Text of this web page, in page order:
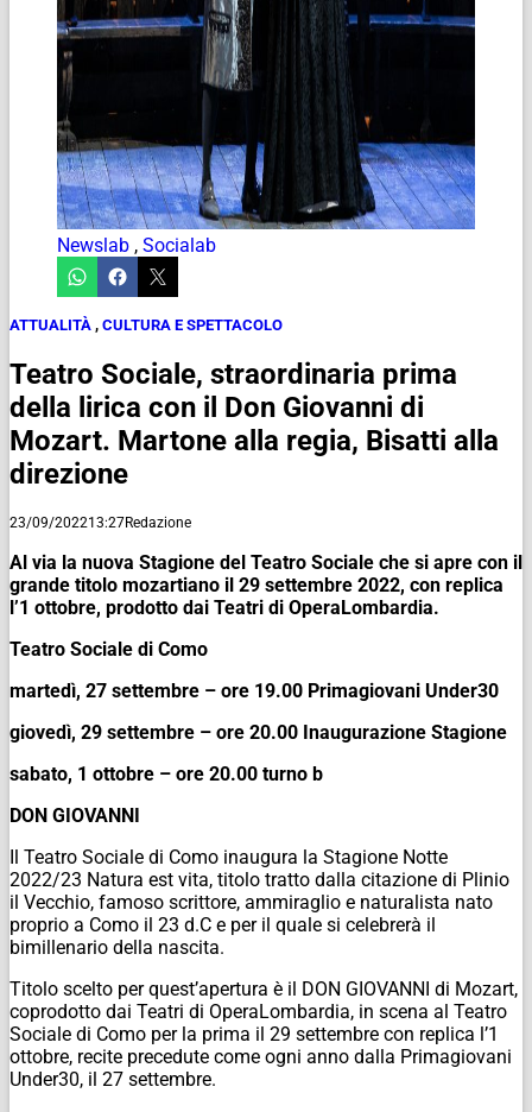
Newslab , Socialab
ATTUALITÀ , CULTURA E SPETTACOLO
Teatro Sociale, straordinaria prima
della lirica con il Don Giovanni di
Mozart. Martone alla regia, Bisatti alla
direzione
23/09/202213:27Redazione
Al via la nuova Stagione del Teatro Sociale che si apre con il
grande titolo mozartiano il 29 settembre 2022, con replica
l’1 ottobre, prodotto dai Teatri di OperaLombardia.
Teatro Sociale di Como
martedì, 27 settembre – ore 19.00 Primagiovani Under30
giovedì, 29 settembre – ore 20.00 Inaugurazione Stagione
sabato, 1 ottobre – ore 20.00 turno b
DON GIOVANNI
Il Teatro Sociale di Como inaugura la Stagione Notte
2022/23 Natura est vita, titolo tratto dalla citazione di Plinio
il Vecchio, famoso scrittore, ammiraglio e naturalista nato
proprio a Como il 23 d.C e per il quale si celebrerà il
bimillenario della nascita.
Titolo scelto per quest’apertura è il DON GIOVANNI di Mozart,
coprodotto dai Teatri di OperaLombardia, in scena al Teatro
Sociale di Como per la prima il 29 settembre con replica l’1
ottobre, recite precedute come ogni anno dalla Primagiovani
Under30, il 27 settembre.